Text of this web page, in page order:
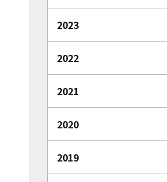
2023
2022
2021
2020
2019